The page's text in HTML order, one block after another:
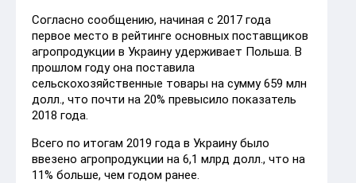
Согласно сообщению, начиная с 2017 года
первое место в рейтинге основных поставщиков
агропродукции в Украину удерживает Польша. В
прошлом году она поставила
сельскохозяйственные товары на сумму 659 млн
долл., что почти на 20% превысило показатель
2018 года.
Всего по итогам 2019 года в Украину было
ввезено агропродукции на 6,1 млрд долл., что на
11% больше, чем годом ранее.